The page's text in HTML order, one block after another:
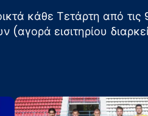
κάθε Τετάρτη από τις
(αγορά εισιτηρίου